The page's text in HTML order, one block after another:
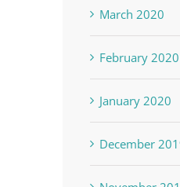
March 2020
February 2020
January 2020
December